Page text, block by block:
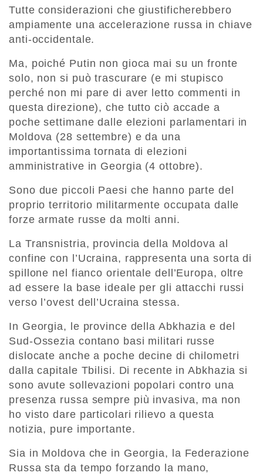
Tutte considerazioni che giustificherebbero
ampiamente una accelerazione russa in chiave
anti-occidentale.
Ma, poiché Putin non gioca mai su un fronte
solo, non si può trascurare (e mi stupisco
perché non mi pare di aver letto commenti in
questa direzione), che tutto ciò accade a
poche settimane dalle elezioni parlamentari in
Moldova (28 settembre) e da una
importantissima tornata di elezioni
amministrative in Georgia (4 ottobre).
Sono due piccoli Paesi che hanno parte del
proprio territorio militarmente occupata dalle
forze armate russe da molti anni.
La Transnistria, provincia della Moldova al
confine con l’Ucraina, rappresenta una sorta di
spillone nel fianco orientale dell’Europa, oltre
ad essere la base ideale per gli attacchi russi
verso l’ovest dell’Ucraina stessa.
In Georgia, le province della Abkhazia e del
Sud-Ossezia contano basi militari russe
dislocate anche a poche decine di chilometri
dalla capitale Tbilisi. Di recente in Abkhazia si
sono avute sollevazioni popolari contro una
presenza russa sempre più invasiva, ma non
ho visto dare particolari rilievo a questa
notizia, pure importante.
Sia in Moldova che in Georgia, la Federazione
Russa sta da tempo forzando la mano,